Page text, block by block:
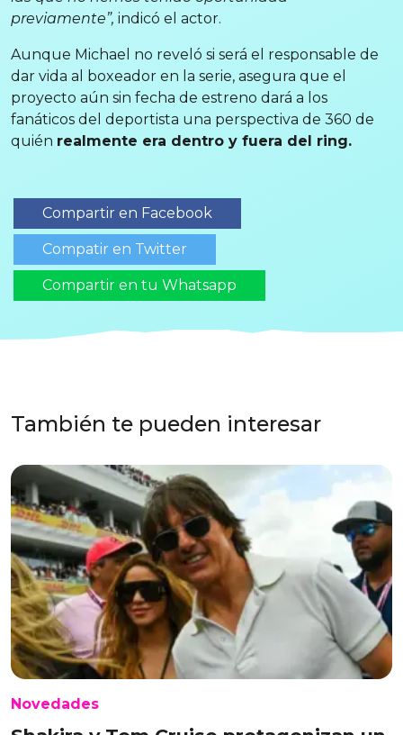
previamente”, indicó el actor.
Aunque Michael no reveló si será el responsable de
dar vida al boxeador en la serie, asegura que el
proyecto aún sin fecha de estreno dará a los
fanáticos del deportista una perspectiva de 360 de
quién realmente era dentro y fuera del ring.
Compartir en Facebook
Compatir en Twitter
Compartir en tu Whatsapp
También te pueden interesar
Novedades